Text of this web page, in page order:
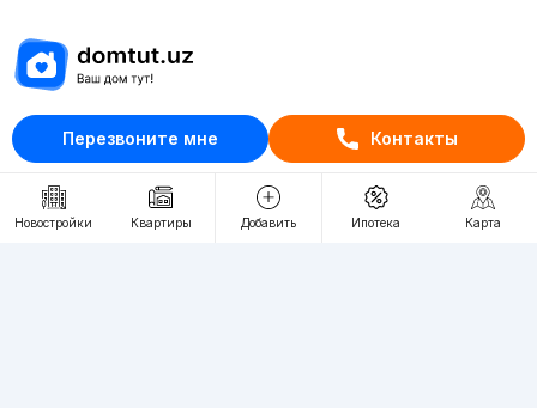
Перезвоните мне Контакты
Новостройки Квартиры Добавить Ипотека Карта
Отдел рекламы
+998 (78) 113-20-86
+998 (93) 390-30-10
Пн-Пт. С 9:30 до 18:00